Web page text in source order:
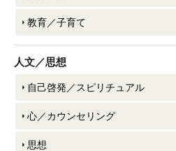
教育／子育て
人文／思想
自己啓発／スピリチュアル
心／カウンセリング
思想